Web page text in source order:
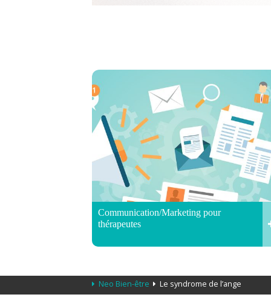
Communication/Marketing pour
thérapeutes
Neo Bien-être Le syndrome de l’ange